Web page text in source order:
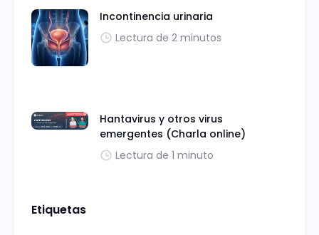
Incontinencia urinaria
Lectura de 2 minutos
Hantavirus y otros virus
emergentes (Charla online)
Lectura de 1 minuto
Etiquetas